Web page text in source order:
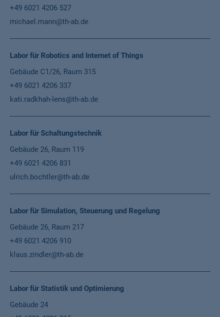
+49 6021 4206 527
michael.mann@th-ab.de
Labor für Robotics and Internet of Things
Gebäude C1/26, Raum 315
+49 6021 4206 337
kati.radkhah-lens@th-ab.de
Labor für Schaltungstechnik
Gebäude 26, Raum 119
+49 6021 4206 831
ulrich.bochtler@th-ab.de
Labor für Simulation, Steuerung und Regelung
Gebäude 26, Raum 217
+49 6021 4206 910
klaus.zindler@th-ab.de
Labor für Statistik und Optimierung
Gebäude 24